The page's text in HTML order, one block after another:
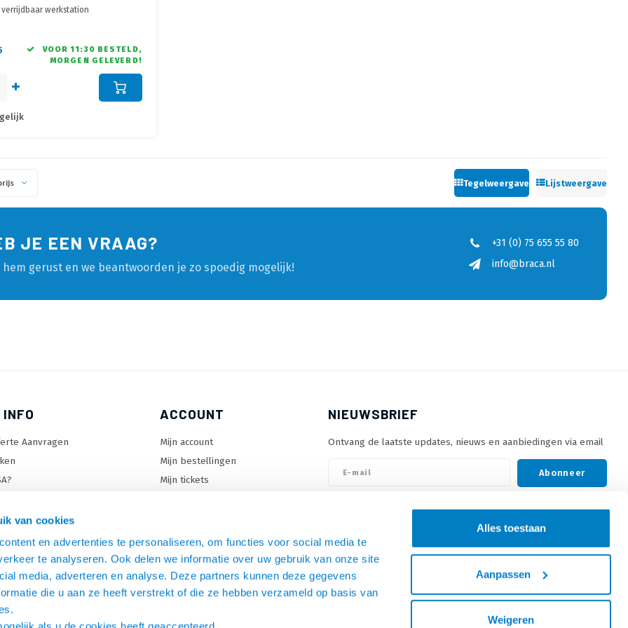
van cookies
en advertenties te personaliseren, om functies voor social media te
te analyseren. Ook delen we informatie over uw gebruik van onze site
media, adverteren en analyse. Deze partners kunnen deze gegevens
die u aan ze heeft verstrekt of die ze hebben verzameld op basis van
Alles toestaan
Aanpassen
Weigeren
verrijdbaar werkstation
stellen
geschikt voor Pc's van max. 144-
VOOR 11:30 BESTELD,
MORGEN GELEVERD!
Tegelweergave Lijstweergave
JE EEN VRAAG?
hem gerust en we beantwoorden je zo spoedig mogelijk!
+31 (0) 75 655 55 80
info@braca.nl
Aanvragen
keuzehulp
keuzehulp
ACCOUNT
Mijn account
Mijn bestellingen
Mijn tickets
NIEUWSBRIEF
Ontvang de laatste updates, nieuws en aanbiedingen via email
Abonneer